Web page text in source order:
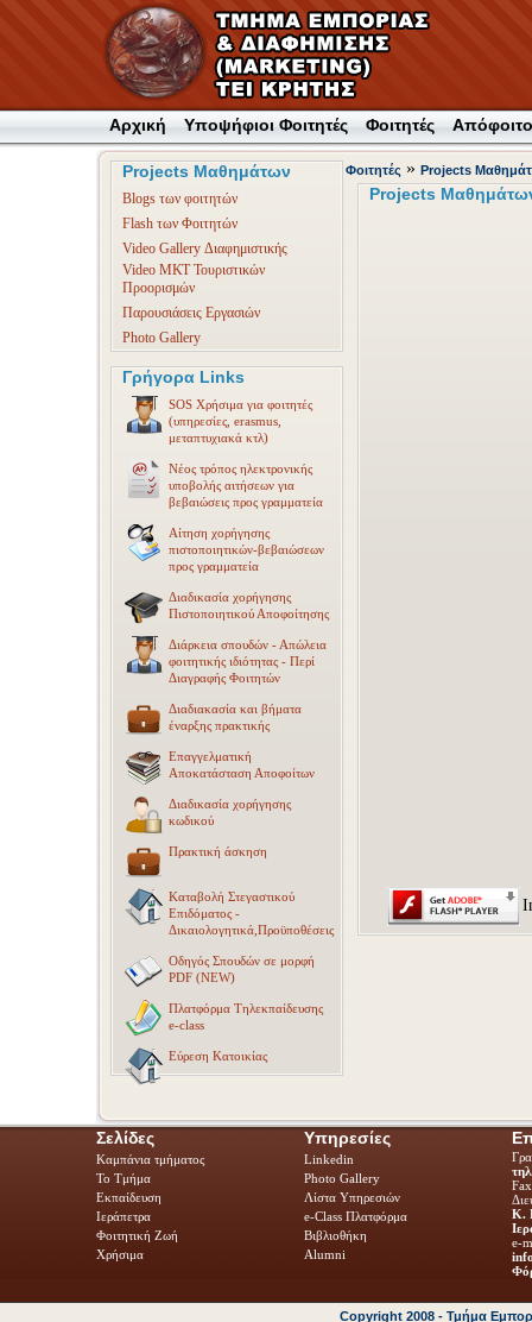
Αρχική Υποψήφιοι Φοιτητές Φοιτητές
Projects Μαθημάτων
Blogs των φοιτητών
Flash των Φοιτητών
Video Gallery Διαφημιστικής
Video ΜΚΤ Τουριστικών
Προορισμών
Παρουσιάσεις Εργασιών
Photo Gallery
Γρήγορα Links
SOS Χρήσιμα για φοιτητές
(υπηρεσίες, erasmus,
μεταπτυχιακά κτλ)
Νέος τρόπος ηλεκτρονικής
υποβολής αιτήσεων για
βεβαιώσεις προς γραμματεία
Αίτηση χορήγησης
πιστοποιητικών-βεβαιώσεων
προς γραμματεία
Διαδικασία χορήγησης
Πιστοποιητικού Αποφοίτησης
Διάρκεια σπουδών - Απώλεια
φοιτητικής ιδιότητας - Περί
Διαγραφής Φοιτητών
Διαδιακασία και βήματα
έναρξης πρακτικής
Επαγγελματική
Αποκατάσταση Αποφοίτων
Διαδικασία χορήγησης
κωδικού
Πρακτική άσκηση
Καταβολή Στεγαστικού
Επιδόματος -
Δικαιολογητικά,Προϋποθέσεις
Οδηγός Σπουδών σε μορφή
PDF (NEW)
Πλατφόρμα Τηλεκπαίδευσης
e-class
Εύρεση Κατοικίας
Φοιτητές » Projects
Projects
Σελίδες
Καμπάνια τμήματος
Το Τμήμα
Εκπαίδευση
Ιεράπετρα
Φοιτητική Ζωή
Χρήσιμα
Υπηρεσίες
Linkedin
Photo Gallery
Λίστα Υπηρεσιών
e-Class Πλατφόρμα
Βιβλιοθήκη
Alumni
Κ.
e-
Copyright 2008 - Τμήμα